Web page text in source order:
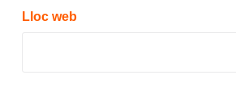
Lloc web